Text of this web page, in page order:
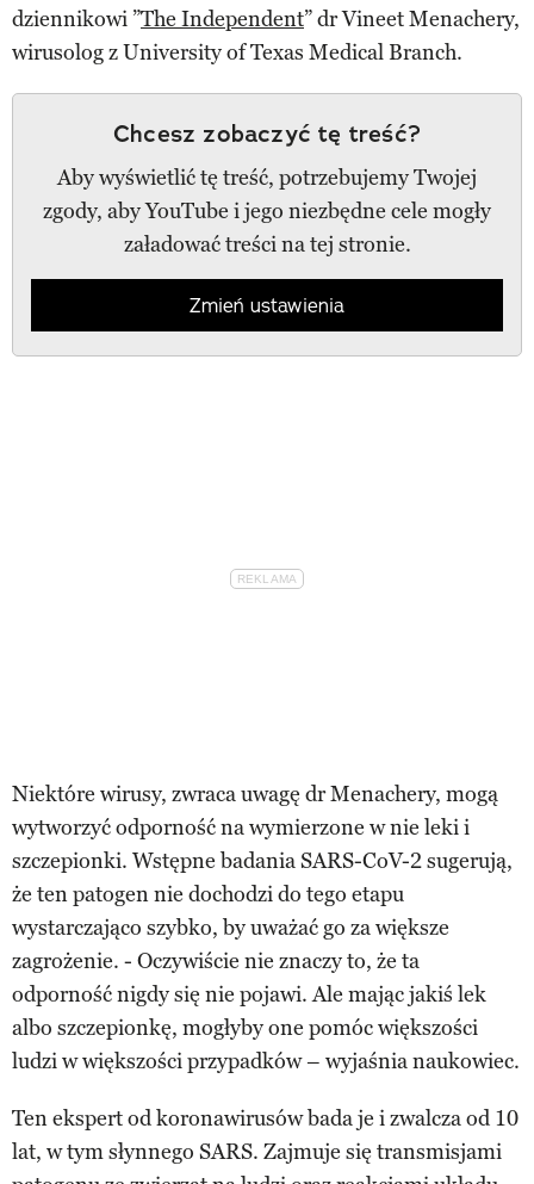
dziennikowi ”The Independent” dr Vineet Menachery,
wirusolog z University of Texas Medical Branch.
Chcesz zobaczyć tę treść?
Aby wyświetlić tę treść, potrzebujemy Twojej
zgody, aby YouTube i jego niezbędne cele mogły
załadować treści na tej stronie.
Zmień ustawienia
Niektóre wirusy, zwraca uwagę dr Menachery, mogą
wytworzyć odporność na wymierzone w nie leki i
szczepionki. Wstępne badania SARS-CoV-2 sugerują,
że ten patogen nie dochodzi do tego etapu
wystarczająco szybko, by uważać go za większe
zagrożenie. - Oczywiście nie znaczy to, że ta
odporność nigdy się nie pojawi. Ale mając jakiś lek
albo szczepionkę, mogłyby one pomóc większości
ludzi w większości przypadków – wyjaśnia naukowiec.
Ten ekspert od koronawirusów bada je i zwalcza od 10
lat, w tym słynnego SARS. Zajmuje się transmisjami